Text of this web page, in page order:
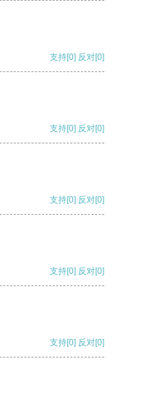
支持[0] 反对[0]
支持[0] 反对[0]
支持[0] 反对[0]
支持[0] 反对[0]
支持[0] 反对[0]